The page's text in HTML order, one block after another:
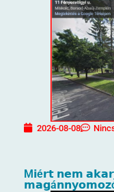
2026-08-08
M𝗶é𝗿𝘁 𝗻𝗲𝗺